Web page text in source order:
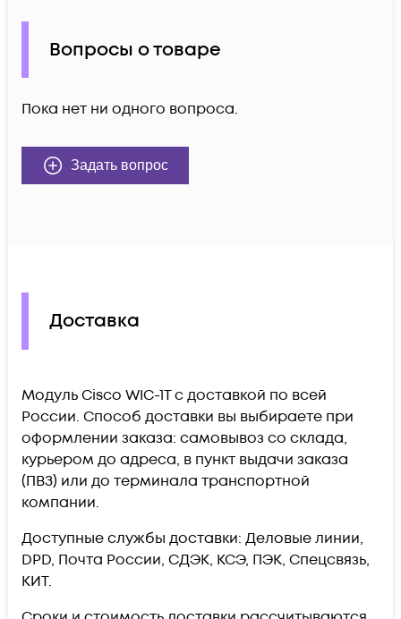
Вопросы о товаре
Пока нет ни одного вопроса.
Задать вопрос
Доставка
Модуль Cisco WIC-1T c доставкой по всей
России. Способ доставки вы выбираете при
оформлении заказа: самовывоз со склада,
курьером до адреса, в пункт выдачи заказа
(ПВЗ) или до терминала транспортной
компании.
Доступные службы доставки: Деловые линии,
DPD, Почта России, СДЭК, КСЭ, ПЭК, Спецсвязь,
КИТ.